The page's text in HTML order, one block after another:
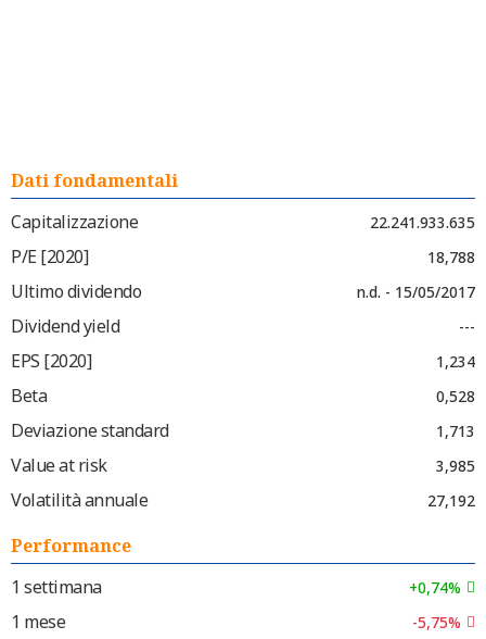
Dati fondamentali
Capitalizzazione
22.241.933.635
P/E [2020] 18,788
Ultimo dividendo n.d. - 15/05/2017
Dividend yield ---
EPS [2020] 1,234
Beta 0,528
Deviazione standard 1,713
Value at risk 3,985
Volatilità annuale 27,192
Performance
1 settimana
+0,74%
1 mese -5,75%